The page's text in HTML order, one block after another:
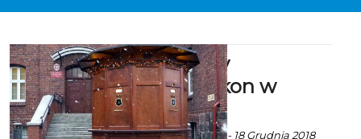
Archiwalny
fotoplastykon w
Koszalinie
Ekoszalin z mat. inf. - 18 Grudnia 2018